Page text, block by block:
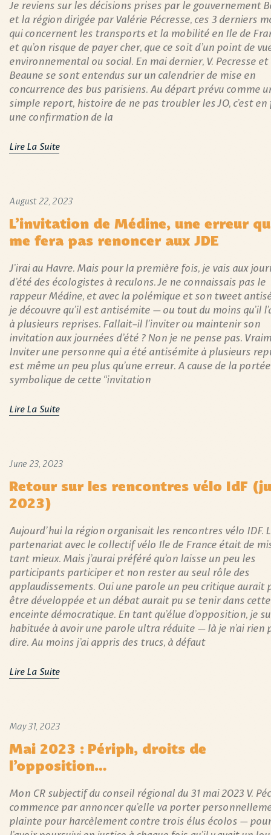
Je reviens sur les décisions prises par le gouvernement
et la région dirigée par Valérie Pécresse, ces 3 derniers
qui concernent les transports et la mobilité en Ile de
et qu’on risque de payer cher, que ce soit d’un point de
environnemental ou social. En mai dernier, V. Pecresse et
Beaune se sont entendus sur un calendrier de mise en
concurrence des bus parisiens. Au départ prévu comme
simple report, histoire de ne pas troubler les JO, c’est
une confirmation de la
Lire La Suite
August 22, 2023
L’invitation de Médine, une erreur
me fera pas renoncer aux JDE
J’irai au Havre. Mais pour la première fois, je vais aux
d’été des écologistes à reculons. Je ne connaissais pas le
rappeur Médine, et avec la polémique et son tweet
je découvre qu’il est antisémite – ou tout du moins qu’il
à plusieurs reprises. Fallait-il l’inviter ou maintenir son
invitation aux journées d’été ? Non je ne pense pas.
Inviter une personne qui a été antisémite à plusieurs
est même un peu plus qu’une erreur. A cause de la portée
symbolique de cette “invitation
Lire La Suite
June 23, 2023
Retour sur les rencontres vélo IdF
2023)
Aujourd’hui la région organisait les rencontres vélo IDF.
partenariat avec le collectif vélo Ile de France était de
tant mieux. Mais j’aurai préféré qu’on laisse un peu les
participants participer et non rester au seul rôle des
applaudissements. Oui une parole un peu critique aurait
être développée et un débat aurait pu se tenir dans cette
enceinte démocratique. En tant qu’élue d’opposition, je
habituée à avoir une parole ultra réduite – là je n’ai rien
dire. Au moins j’ai appris des trucs, à défaut
Lire La Suite
May 31, 2023
Mai 2023 : Périph, droits de
l’opposition…
Mon CR subjectif du conseil régional du 31 mai 2023 V.
commence par annoncer qu’elle va porter
plainte pour harcèlement contre trois élus écolos – pour